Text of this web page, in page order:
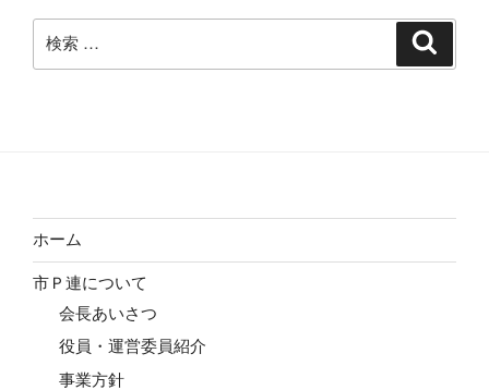
索:
ホーム
市Ｐ連について
会長あいさつ
役員・運営委員紹介
事業方針